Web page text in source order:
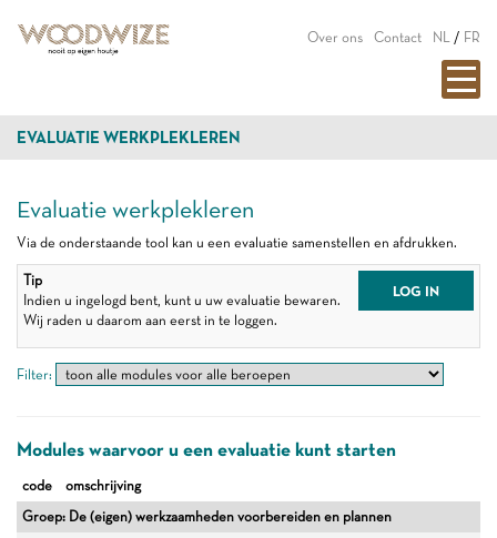
Over ons Contact NL / FR
EVALUATIE WERKPLEKLEREN
Evaluatie werkplekleren
Via de onderstaande tool kan u een evaluatie samenstellen en afdrukken.
LOG IN
Tip
Indien u ingelogd bent, kunt u uw evaluatie bewaren.
Wij raden u daarom aan eerst in te loggen.
Filter:
Modules waarvoor u een evaluatie kunt starten
code
omschrijving
Groep: De (eigen) werkzaamheden voorbereiden en plannen